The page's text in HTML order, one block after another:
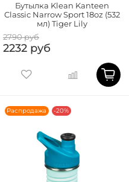
Бутылка Klean Kanteen
Classic Narrow Sport 18oz (532
мл) Tiger Lily
2790 руб
2232 руб
Распродажа -20%